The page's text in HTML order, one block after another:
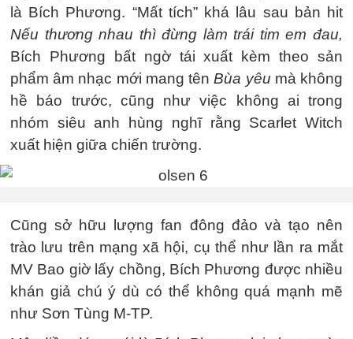
là Bích Phương. “Mất tích” khá lâu sau bản hit
Nếu thương nhau thì đừng làm trái tim em đau,
Bích Phương bất ngờ tái xuất kèm theo sản
phẩm âm nhạc mới mang tênBùa yêu mà không
hề báo trước, cũng như việc không ai trong
nhóm siêu anh hùng nghĩ rằng Scarlet Witch
xuất hiện giữa chiến trường.
Cũng sở hữu lượng fan đông đảo và tạo nên
trào lưu trên mạng xã hội, cụ thể như lần ra mắt
MV Bao giờ lấy chồng, Bích Phương được nhiều
khán giả chú ý dù có thể không quá mạnh mẽ
như Sơn Tùng M-TP.